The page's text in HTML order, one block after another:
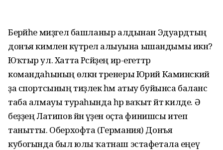
Берәйһе миҙгел башланыр алдынан Эдуардтың
донъя кимәленә күтәрелә алыуына ышандымы икән?
Юҡтыр ул. Хатта Рәсәйҙең ир-егеттәр
командаһының өлкән тренеры Юрий Каминский
ҙа спортсының тиҙлек һәм атыу буйынса баланс
таба алмауы тураһында һәр ваҡыт әйтә килде. Ә
беҙҙең Латипов йәнә үҙен оҫта финишсы итеп
танытты. Оберхофта (Германия) Донъя
кубогында был юлы ҡатнаш эстафетала еңеү